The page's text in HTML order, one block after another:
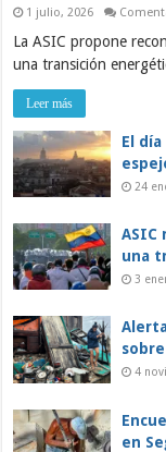
1 julio, 2026
La ASIC propone
una transición
Leer más
El
24
ASIC
una
3
4
en